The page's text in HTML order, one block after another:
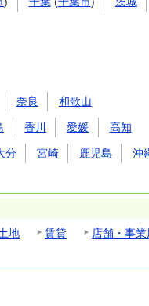
奈良 和歌山
香川 愛媛 高知
分 宮崎 鹿児島 沖
地 賃貸
店舗・事業